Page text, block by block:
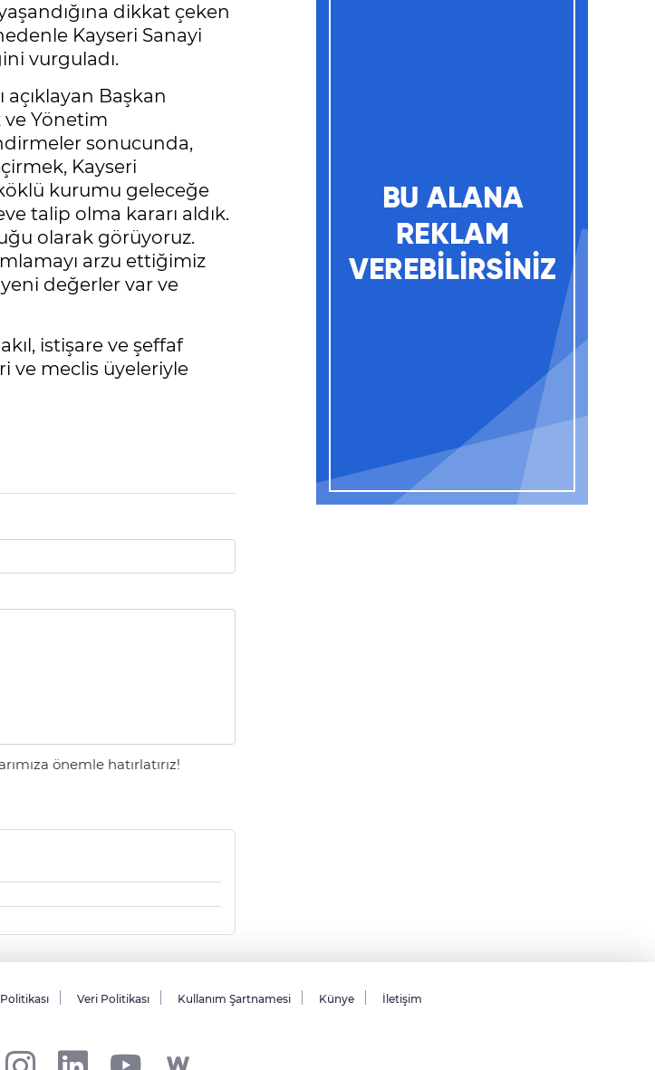
dikkat çeken
Kayseri Sanayi
vurguladı.
Başkan
ve Yönetim
sonucunda,
Kayseri
kurumu geleceğe
talip olma kararı aldık.
olarak görüyoruz.
arzu ettiğimiz
değerler var ve
istişare ve şeffaf
ve meclis üyeleriyle
önemle hatırlatırız!
Veri Politikası Kullanım Şartnamesi Künye İletişim